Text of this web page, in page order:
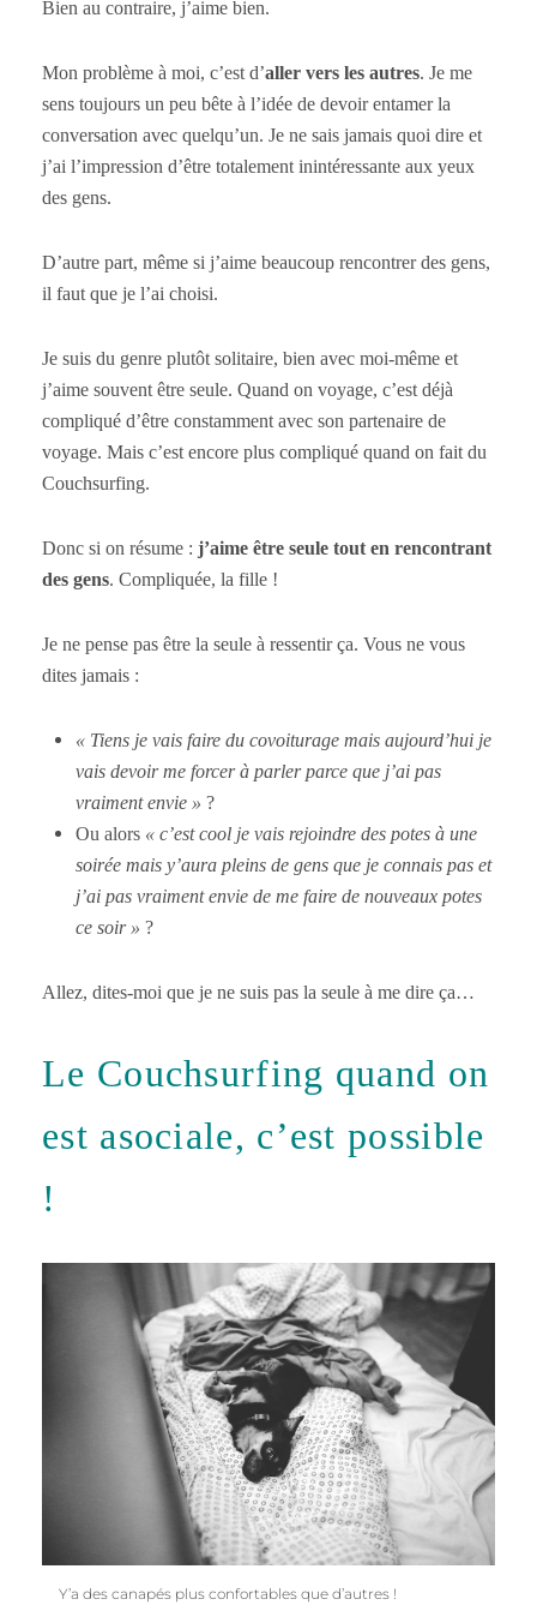
Bien au contraire, j’aime bien.
Mon problème à moi, c’est d’aller vers les autres. Je me
sens toujours un peu bête à l’idée de devoir entamer la
conversation avec quelqu’un. Je ne sais jamais quoi dire et
j’ai l’impression d’être totalement inintéressante aux yeux
des gens.
D’autre part, même si j’aime beaucoup rencontrer des gens,
il faut que je l’ai choisi.
Je suis du genre plutôt solitaire, bien avec moi-même et
j’aime souvent être seule. Quand on voyage, c’est déjà
compliqué d’être constamment avec son partenaire de
voyage. Mais c’est encore plus compliqué quand on fait du
Couchsurfing.
Donc si on résume : j’aime être seule tout en rencontrant
des gens. Compliquée, la fille !
Je ne pense pas être la seule à ressentir ça. Vous ne vous
dites jamais :
« Tiens je vais faire du covoiturage mais aujourd’hui je
vais devoir me forcer à parler parce que j’ai pas
vraiment envie » ?
Ou alors « c’est cool je vais rejoindre des potes à une
soirée mais y’aura pleins de gens que je connais pas et
j’ai pas vraiment envie de me faire de nouveaux potes
ce soir » ?
Allez, dites-moi que je ne suis pas la seule à me dire ça…
Le Couchsurfing quand on
est asociale, c’est possible
!
Y’a des canapés plus confortables que d’autres !